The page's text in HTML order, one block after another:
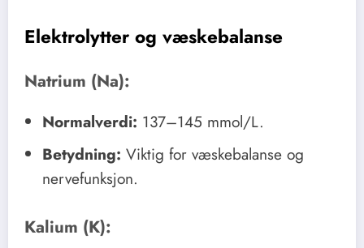
Elektrolytter og væskebalanse
Natrium (Na):
Normalverdi: 137–145 mmol/L.
Betydning: Viktig for væskebalanse og
nervefunksjon.
Kalium (K):